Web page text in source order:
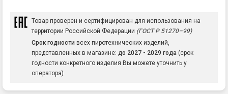
Товар проверен и сертифицирован для использования на
территории Российской Федерации (ГОСТ Р 51270–99)
Срок годности всех пиротехнических изделий,
представленных в магазине: до 2027 - 2029 года (срок
годности конкретного изделия Вы можете уточнить у
оператора)